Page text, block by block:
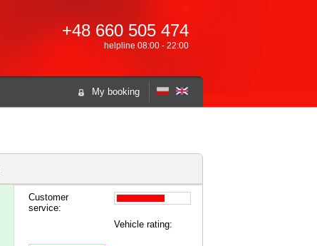
+48 660 505 474
helpline 08:00 - 22:00
My booking
Customer
service:
Vehicle rating: